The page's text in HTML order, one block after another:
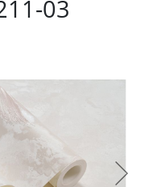
03